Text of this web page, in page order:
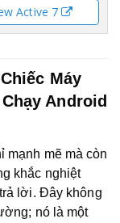
Active 7
Máy
Android
mạnh mẽ mà còn
khắc nghiệt
lời. Đây không
nó là một